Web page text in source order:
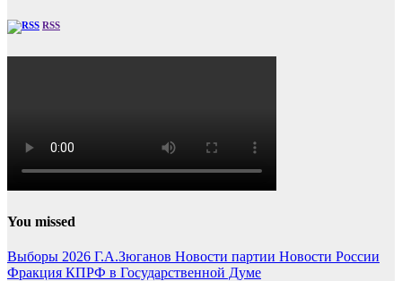
RSS
You missed
Выборы 2026 Г.А.Зюганов Новости партии Новости России
Фракция КПРФ в Государственной Думе